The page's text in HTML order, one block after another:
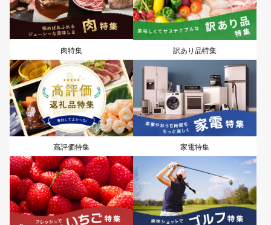
肉特集 訳あり品特集
高評価特集 家電特集